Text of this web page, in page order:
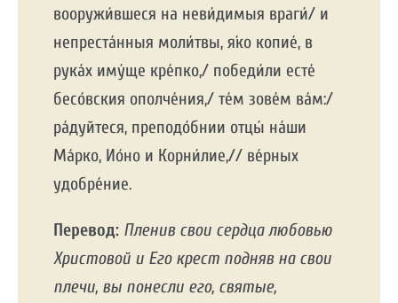
вооружи́вшеся на неви́димыя враги́/ и
непреста́нныя моли́твы, я́ко копие́, в
рука́х иму́ще кре́пко,/ победи́ли есте́
бесо́вския ополче́ния,/ те́м зове́м ва́м:/
ра́дуйтеся, преподо́бнии отцы́ на́ши
Ма́рко, Ио́но и Корни́лие,// ве́рных
удобре́ние.
Перевод: Пленив свои сердца любовью
Христовой и Его крест подняв на свои
плечи, вы понесли его, святые,